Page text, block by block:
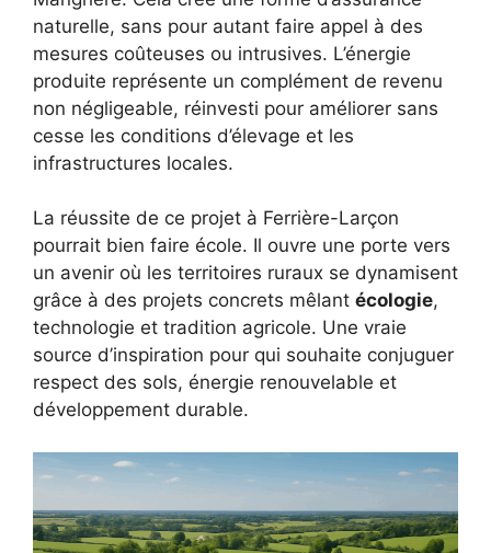
naturelle, sans pour autant faire appel à des
mesures coûteuses ou intrusives. L’énergie
produite représente un complément de revenu
non négligeable, réinvesti pour améliorer sans
cesse les conditions d’élevage et les
infrastructures locales.
La réussite de ce projet à Ferrière-Larçon
pourrait bien faire école. Il ouvre une porte vers
un avenir où les territoires ruraux se dynamisent
grâce à des projets concrets mêlant écologie,
technologie et tradition agricole. Une vraie
source d’inspiration pour qui souhaite conjuguer
respect des sols, énergie renouvelable et
développement durable.